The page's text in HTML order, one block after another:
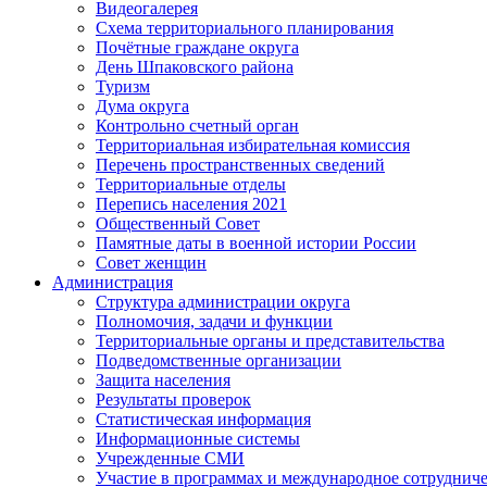
Видеогалерея
Схема территориального планирования
Почётные граждане округа
День Шпаковского района
Туризм
Дума округа
Контрольно счетный орган
Территориальная избирательная комиссия
Перечень пространственных сведений
Территориальные отделы
Перепись населения 2021
Общественный Совет
Памятные даты в военной истории России
Совет женщин
Администрация
Структура администрации округа
Полномочия, задачи и функции
Территориальные органы и представительства
Подведомственные организации
Защита населения
Результаты проверок
Статистическая информация
Информационные системы
Учрежденные СМИ
Участие в программах и международное